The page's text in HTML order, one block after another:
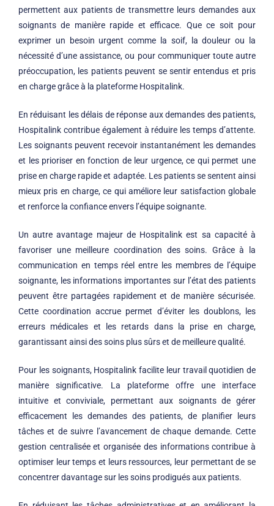
permettent aux patients de transmettre leurs demandes aux
soignants de manière rapide et efficace. Que ce soit pour
exprimer un besoin urgent comme la soif, la douleur ou la
nécessité d’une assistance, ou pour communiquer toute autre
préoccupation, les patients peuvent se sentir entendus et pris
en charge grâce à la plateforme Hospitalink.
En réduisant les délais de réponse aux demandes des patients,
Hospitalink contribue également à réduire les temps d’attente.
Les soignants peuvent recevoir instantanément les demandes
et les prioriser en fonction de leur urgence, ce qui permet une
prise en charge rapide et adaptée. Les patients se sentent ainsi
mieux pris en charge, ce qui améliore leur satisfaction globale
et renforce la confiance envers l’équipe soignante.
Un autre avantage majeur de Hospitalink est sa capacité à
favoriser une meilleure coordination des soins. Grâce à la
communication en temps réel entre les membres de l’équipe
soignante, les informations importantes sur l’état des patients
peuvent être partagées rapidement et de manière sécurisée.
Cette coordination accrue permet d’éviter les doublons, les
erreurs médicales et les retards dans la prise en charge,
garantissant ainsi des soins plus sûrs et de meilleure qualité.
Pour les soignants, Hospitalink facilite leur travail quotidien de
manière significative. La plateforme offre une interface
intuitive et conviviale, permettant aux soignants de gérer
efficacement les demandes des patients, de planifier leurs
tâches et de suivre l’avancement de chaque demande. Cette
gestion centralisée et organisée des informations contribue à
optimiser leur temps et leurs ressources, leur permettant de se
concentrer davantage sur les soins prodigués aux patients.